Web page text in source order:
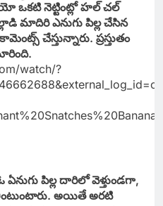
నెట్టింట్లో హల్ చల్
మాదిరి ఎనుగు పిల్ల చేసిన
చేస్తున్నారు. ప్రస్తుతం
watch/?
పిల్ల దారిలో వెళ్తుండగా,
తింటుంటారు. అయితే అరటి